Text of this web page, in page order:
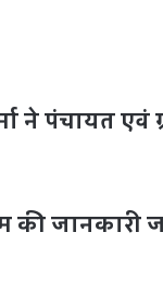
ने पंचायत एवं
की